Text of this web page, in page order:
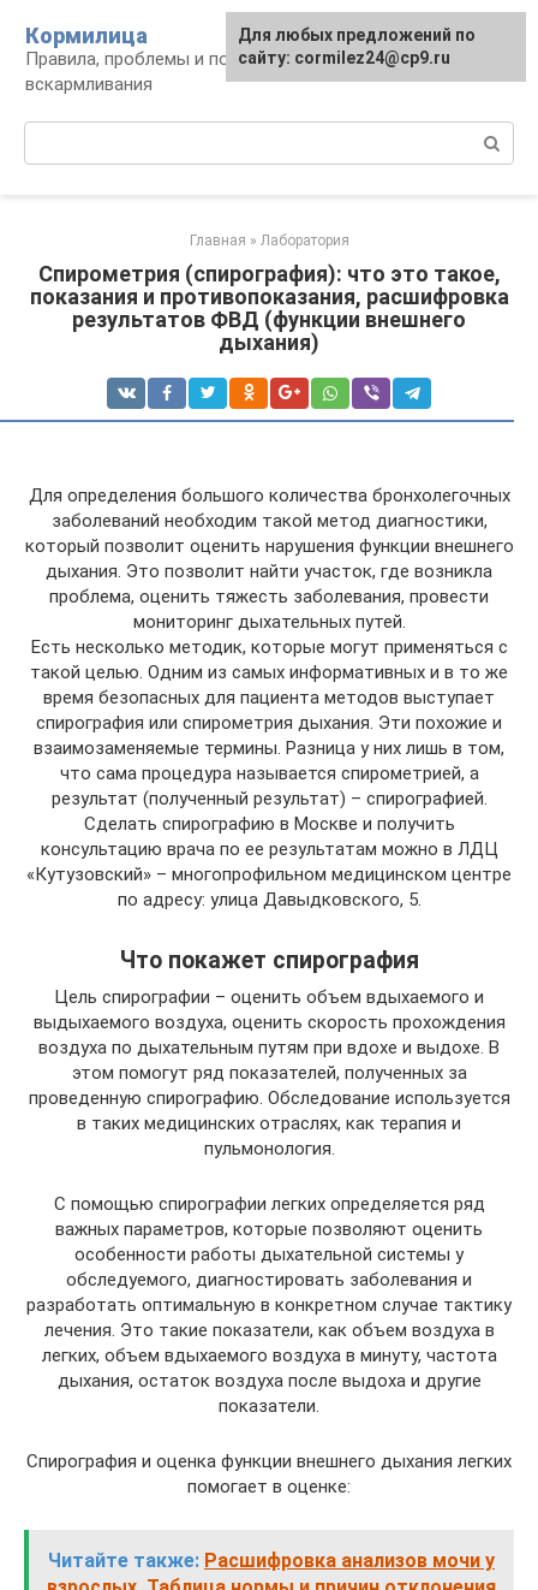
контенту
Кормилица
Правила, проблемы и польза грудного
вскармливания
Главная » Лаборатория
Спирометрия (спирография): что это такое,
показания и противопоказания, расшифровка
результатов ФВД (функции внешнего
дыхания)
Для определения большого количества бронхолегочных
заболеваний необходим такой метод диагностики,
который позволит оценить нарушения функции внешнего
дыхания. Это позволит найти участок, где возникла
проблема, оценить тяжесть заболевания, провести
мониторинг дыхательных путей.
Есть несколько методик, которые могут применяться с
такой целью. Одним из самых информативных и в то же
время безопасных для пациента методов выступает
спирография или спирометрия дыхания. Эти похожие и
взаимозаменяемые термины. Разница у них лишь в том,
что сама процедура называется спирометрией, а
результат (полученный результат) – спирографией.
Сделать спирографию в Москве и получить
консультацию врача по ее результатам можно в ЛДЦ
«Кутузовский» – многопрофильном медицинском центре
по адресу: улица Давыдковского, 5.
Что покажет спирография
Цель спирографии – оценить объем вдыхаемого и
выдыхаемого воздуха, оценить скорость прохождения
воздуха по дыхательным путям при вдохе и выдохе. В
этом помогут ряд показателей, полученных за
проведенную спирографию. Обследование используется
в таких медицинских отраслях, как терапия и
пульмонология.
С помощью спирографии легких определяется ряд
важных параметров, которые позволяют оценить
особенности работы дыхательной системы у
обследуемого, диагностировать заболевания и
разработать оптимальную в конкретном случае тактику
лечения. Это такие показатели, как объем воздуха в
легких, объем вдыхаемого воздуха в минуту, частота
дыхания, остаток воздуха после выдоха и другие
показатели.
Спирография и оценка функции внешнего дыхания легких
помогает в оценке:
Читайте также: Расшифровка анализов мочи у
Для любых предложений по
сайту: cormilez24@cp9.ru